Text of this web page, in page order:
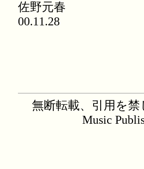
佐野元春
00.11.28
無断転載、引用を禁
Music